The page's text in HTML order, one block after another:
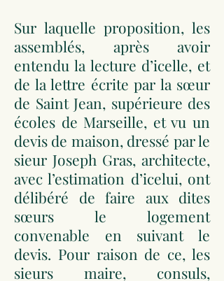
Sur laquelle proposition, les
assemblés, après avoir
entendu la lecture d’icelle, et
de la lettre écrite par la sœur
de Saint Jean, supérieure des
écoles de Marseille, et vu un
devis de maison, dressé par le
sieur Joseph Gras, architecte,
avec l’estimation d’icelui, ont
délibéré de faire aux dites
sœurs le logement
convenable en suivant le
devis. Pour raison de ce, les
sieurs maire, consuls,